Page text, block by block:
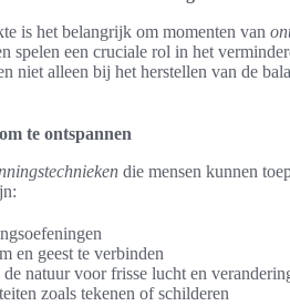
is het belangrijk om momenten van
spelen een cruciale rol in het
niet alleen bij het herstellen van de
te ontspannen
die mensen kunnen
en geest te verbinden
natuur voor frisse lucht en
zoals tekenen of schilderen